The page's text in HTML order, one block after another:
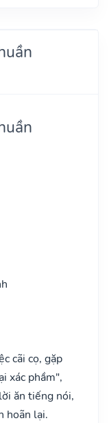
cãi cọ, gặp
xác phầm",
ăn tiếng nói,
hoãn lại.